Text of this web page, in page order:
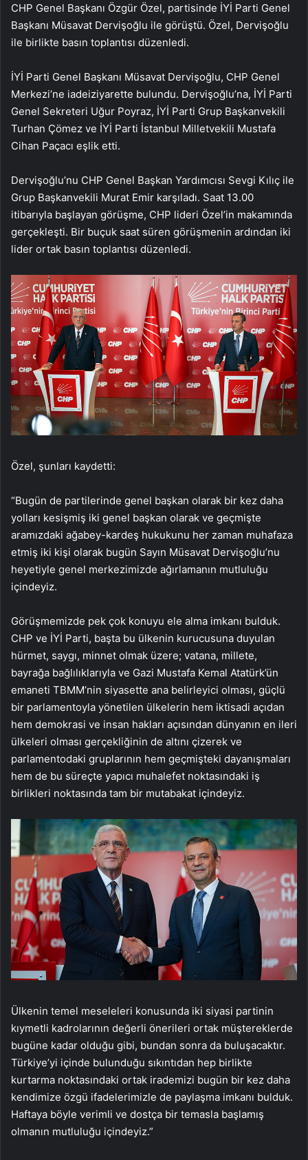
CHP Genel Başkanı Özgür Özel, partisinde İYİ Parti Genel
Başkanı Müsavat Dervişoğlu ile görüştü. Özel, Dervişoğlu
ile birlikte basın toplantısı düzenledi.
İYİ Parti Genel Başkanı Müsavat Dervişoğlu, CHP Genel
Merkezi’ne iadeiziyarette bulundu. Dervişoğlu’na, İYİ Parti
Genel Sekreteri Uğur Poyraz, İYİ Parti Grup Başkanvekili
Turhan Çömez ve İYİ Parti İstanbul Milletvekili Mustafa
Cihan Paçacı eşlik etti.
Dervişoğlu’nu CHP Genel Başkan Yardımcısı Sevgi Kılıç ile
Grup Başkanvekili Murat Emir karşıladı. Saat 13.00
itibarıyla başlayan görüşme, CHP lideri Özel’in makamında
gerçekleşti. Bir buçuk saat süren görüşmenin ardından iki
lider ortak basın toplantısı düzenledi.
Özel, şunları kaydetti:
“Bugün de partilerinde genel başkan olarak bir kez daha
yolları kesişmiş iki genel başkan olarak ve geçmişte
aramızdaki ağabey-kardeş hukukunu her zaman muhafaza
etmiş iki kişi olarak bugün Sayın Müsavat Dervişoğlu’nu
heyetiyle genel merkezimizde ağırlamanın mutluluğu
içindeyiz.
Görüşmemizde pek çok konuyu ele alma imkanı bulduk.
CHP ve İYİ Parti, başta bu ülkenin kurucusuna duyulan
hürmet, saygı, minnet olmak üzere; vatana, millete,
bayrağa bağlılıklarıyla ve Gazi Mustafa Kemal Atatürk’ün
emaneti TBMM’nin siyasette ana belirleyici olması, güçlü
bir parlamentoyla yönetilen ülkelerin hem iktisadi açıdan
hem demokrasi ve insan hakları açısından dünyanın en ileri
ülkeleri olması gerçekliğinin de altını çizerek ve
parlamentodaki gruplarının hem geçmişteki dayanışmaları
hem de bu süreçte yapıcı muhalefet noktasındaki iş
birlikleri noktasında tam bir mutabakat içindeyiz.
Ülkenin temel meseleleri konusunda iki siyasi partinin
kıymetli kadrolarının değerli önerileri ortak müştereklerde
bugüne kadar olduğu gibi, bundan sonra da buluşacaktır.
Türkiye’yi içinde bulunduğu sıkıntıdan hep birlikte
kurtarma noktasındaki ortak irademizi bugün bir kez daha
kendimize özgü ifadelerimizle de paylaşma imkanı bulduk.
Haftaya böyle verimli ve dostça bir temasla başlamış
olmanın mutluluğu içindeyiz.”